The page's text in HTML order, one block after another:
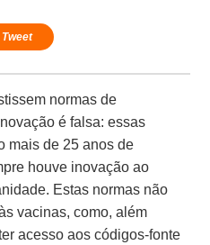
normas de
é falsa: essas
mais de 25 anos de
houve inovação ao
Estas normas não
vacinas, como, além
acesso aos códigos-fonte